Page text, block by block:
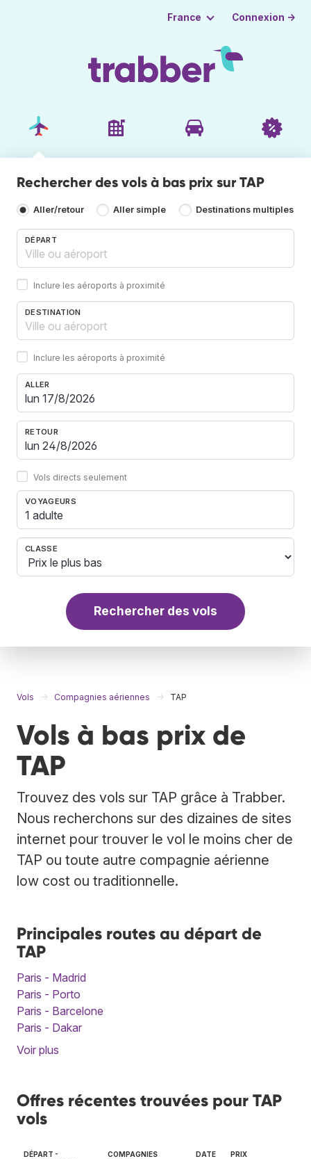
France Connexion →
Rechercher des vols à bas prix sur TAP
Aller/retour Aller simple Destinations multiples
DÉPART
Inclure les aéroports à proximité
DESTINATION
Inclure les aéroports à proximité
ALLER
RETOUR
Vols directs seulement
VOYAGEURS
1 adulte
CLASSE
Rechercher des vols
Vols Compagnies aériennes TAP
Vols à bas prix de
TAP
Trouvez des vols sur TAP grâce à Trabber.
Nous recherchons sur des dizaines de sites
internet pour trouver le vol le moins cher de
TAP ou toute autre compagnie aérienne
low cost ou traditionnelle.
Principales routes au départ de
TAP
Paris - Madrid
Paris - Porto
Paris - Barcelone
Paris - Dakar
Voir plus
Offres récentes trouvées pour TAP
vols
DÉPART -
COMPAGNIES
DATE PRIX